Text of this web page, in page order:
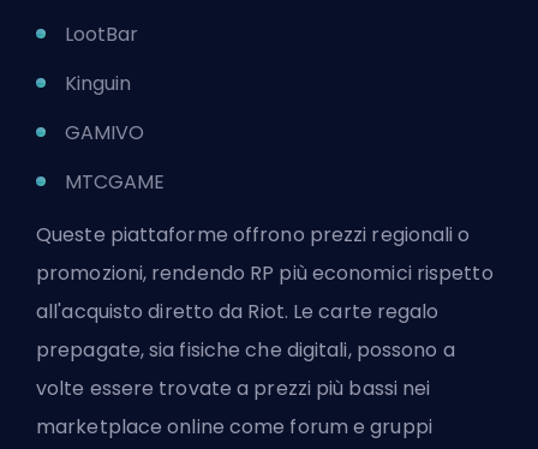
LootBar
Kinguin
GAMIVO
MTCGAME
Queste piattaforme offrono prezzi regionali o
promozioni, rendendo RP più economici rispetto
all'acquisto diretto da Riot. Le carte regalo
prepagate, sia fisiche che digitali, possono a
volte essere trovate a prezzi più bassi nei
marketplace online come forum e gruppi